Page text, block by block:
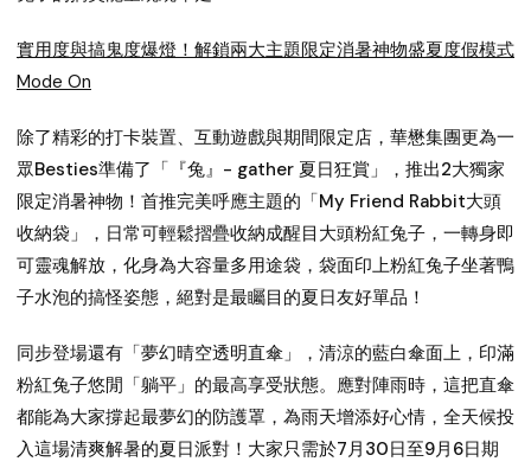
實用度與搞鬼度爆燈！解鎖兩大主題限定消暑神物盛夏度假模式
Mode On
除了精彩的打卡裝置、互動遊戲與期間限定店，華懋集團更為一
眾Besties準備了「『兔』- gather 夏日狂賞」，推出2大獨家
限定消暑神物！首推完美呼應主題的「My Friend Rabbit大頭
收納袋」，日常可輕鬆摺疊收納成醒目大頭粉紅兔子，一轉身即
可靈魂解放，化身為大容量多用途袋，袋面印上粉紅兔子坐著鴨
子水泡的搞怪姿態，絕對是最矚目的夏日友好單品！
同步登場還有「夢幻晴空透明直傘」，清涼的藍白傘面上，印滿
粉紅兔子悠閒「躺平」的最高享受狀態。應對陣雨時，這把直傘
都能為大家撐起最夢幻的防護罩，為雨天增添好心情，全天候投
入這場清爽解暑的夏日派對！大家只需於7月30日至9月6日期